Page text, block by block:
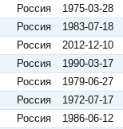
Россия
1975-03-28
Россия
1983-07-18
Россия
2012-12-10
Россия
1990-03-17
Россия
1979-06-27
Россия
1972-07-17
Россия
1986-06-12